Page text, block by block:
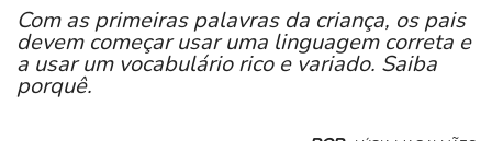
Com as primeiras palavras da criança, os pais
devem começar usar uma linguagem correta e
a usar um vocabulário rico e variado. Saiba
porquê.